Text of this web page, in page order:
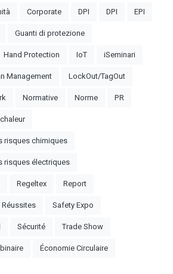
Corporate DPI DPI
EPI
Guanti di protezione
Hand Protection IoT
iSeminari
Management
LockOut/TagOut
Normative Norme
PR
risques chimiques
risques électriques
Regeltex
Report
Réussites
Safety Expo
Sécurité
Trade Show
Économie Circulaire